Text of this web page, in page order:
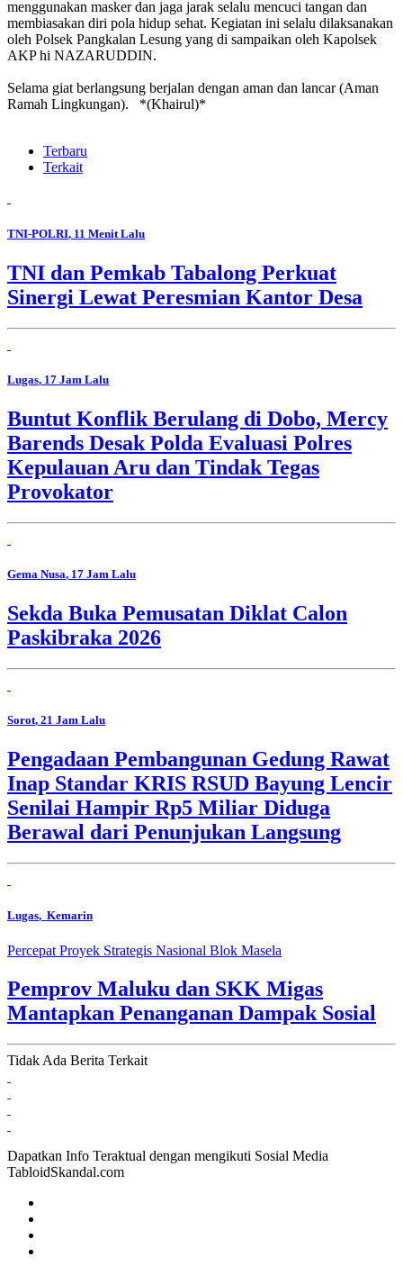
menggunakan masker dan jaga jarak selalu mencuci tangan dan
membiasakan diri pola hidup sehat. Kegiatan ini selalu dilaksanakan
oleh Polsek Pangkalan Lesung yang di sampaikan oleh Kapolsek
AKP hi NAZARUDDIN.
Selama giat berlangsung berjalan dengan aman dan lancar (Aman
Ramah Lingkungan). *(Khairul)*
Terbaru
Terkait
TNI-POLRI, 11 Menit Lalu
TNI dan Pemkab Tabalong Perkuat
Sinergi Lewat Peresmian Kantor Desa
Lugas, 17 Jam Lalu
Buntut Konflik Berulang di Dobo, Mercy
Barends Desak Polda Evaluasi Polres
Kepulauan Aru dan Tindak Tegas
Provokator
Gema Nusa, 17 Jam Lalu
Sekda Buka Pemusatan Diklat Calon
Paskibraka 2026
Sorot, 21 Jam Lalu
Pengadaan Pembangunan Gedung Rawat
Inap Standar KRIS RSUD Bayung Lencir
Senilai Hampir Rp5 Miliar Diduga
Berawal dari Penunjukan Langsung
Lugas, Kemarin
Percepat Proyek Strategis Nasional Blok Masela
Pemprov Maluku dan SKK Migas
Mantapkan Penanganan Dampak Sosial
Tidak Ada Berita Terkait
Dapatkan Info Teraktual dengan mengikuti Sosial Media
TabloidSkandal.com